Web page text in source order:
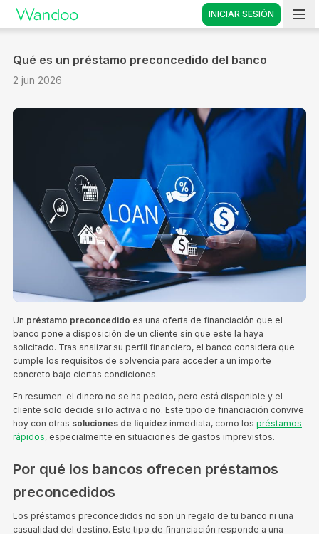
Vete a casa
INICIAR SESIÓN
Qué es un préstamo preconcedido del banco
2 jun 2026
Un préstamo preconcedido es una oferta de financiación que el
banco pone a disposición de un cliente sin que este la haya
solicitado. Tras analizar su perfil financiero, el banco considera que
cumple los requisitos de solvencia para acceder a un importe
concreto bajo ciertas condiciones.
En resumen: el dinero no se ha pedido, pero está disponible y el
cliente solo decide si lo activa o no. Este tipo de financiación convive
hoy con otras soluciones de liquidez inmediata, como los préstamos
rápidos, especialmente en situaciones de gastos imprevistos.
Por qué los bancos ofrecen préstamos
preconcedidos
Los préstamos preconcedidos no son un regalo de tu banco ni una
casualidad del destino. Este tipo de financiación responde a una